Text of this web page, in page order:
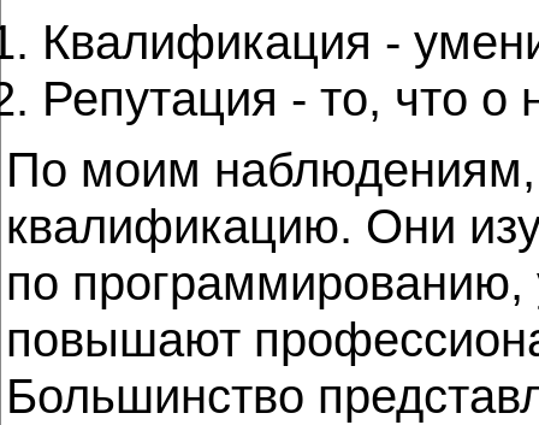
Квалификация -
Репутация - то, что
По моим наблюдениям,
квалификацию. Они
по программированию,
повышают
Большинство